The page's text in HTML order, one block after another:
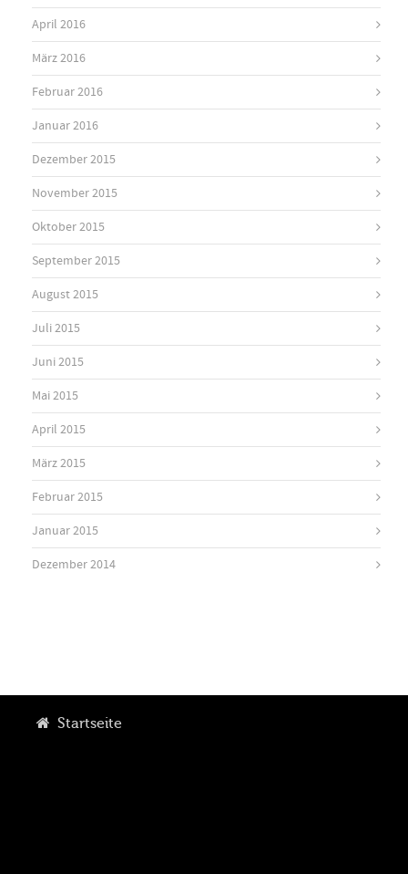
April 2016
März 2016
Februar 2016
Januar 2016
Dezember 2015
November 2015
Oktober 2015
September 2015
August 2015
Juli 2015
Juni 2015
Mai 2015
April 2015
März 2015
Februar 2015
Januar 2015
Dezember 2014
Startseite